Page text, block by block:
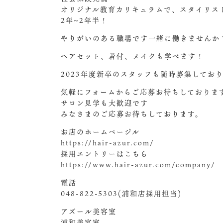
オリジナル教育カリキュラムで、スタイリス
2年~2年半！
やりがいのある職場です一緒に働きませんか
ヘアセット、着付、メイクも学べます！
2023年度新卒のスタッフも随時募集しており
気軽にフォームからご応募お待ちしておりま
サロン見学も大歓迎です
みなさまのご応募お待ちしております。
お店のホームページル
https://hair-azur.com/
採用エントリーはこちら
https://www.hair-azur.com/company/
電話
048-822-5303(浦和店採用担当)
アズール美容室